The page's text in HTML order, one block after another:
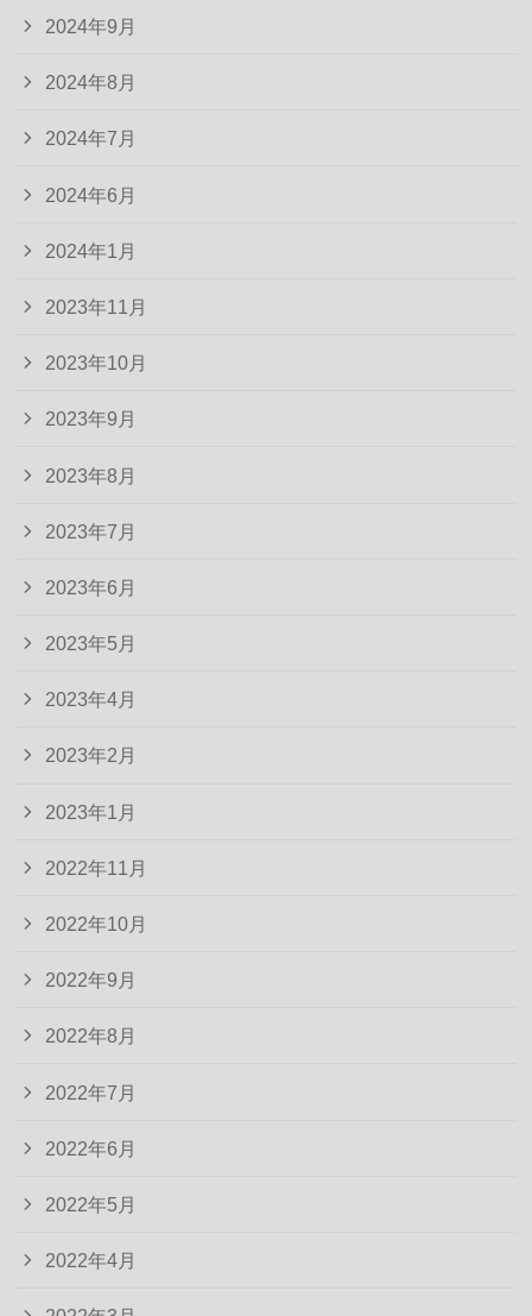
2024年9月
2024年8月
2024年7月
2024年6月
2024年1月
2023年11月
2023年10月
2023年9月
2023年8月
2023年7月
2023年6月
2023年5月
2023年4月
2023年2月
2023年1月
2022年11月
2022年10月
2022年9月
2022年8月
2022年7月
2022年6月
2022年5月
2022年4月